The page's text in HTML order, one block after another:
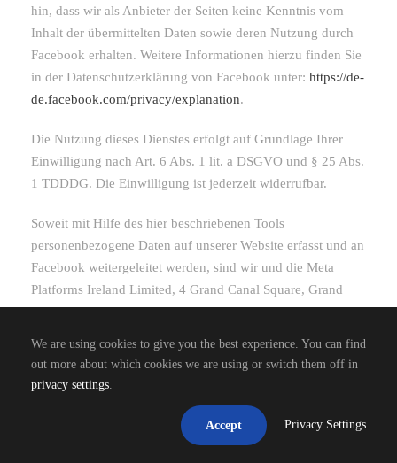
hin, dass wir als Anbieter der Seiten keine Kenntnis vom
Inhalt der übermittelten Daten sowie deren Nutzung durch
Facebook erhalten. Weitere Informationen hierzu finden Sie
in der Datenschutzerklärung von Facebook unter: https://de-
de.facebook.com/privacy/explanation.
Die Nutzung dieses Dienstes erfolgt auf Grundlage Ihrer
Einwilligung nach Art. 6 Abs. 1 lit. a DSGVO und § 25 Abs.
1 TDDDG. Die Einwilligung ist jederzeit widerrufbar.
Soweit mit Hilfe des hier beschriebenen Tools
personenbezogene Daten auf unserer Website erfasst und an
Facebook weitergeleitet werden, sind wir und die Meta
Platforms Ireland Limited, 4 Grand Canal Square, Grand
Canal Harbour, Dublin 2, Irland gemeinsam für diese
gemeinsame Verantwortlichkeit beschränkt sich dabei
ausschließlich auf die Erfassung der Daten und deren
erfolgende Verarbeitung durch Facebook ist nicht Teil der
gemeinsamen Verantwortung. Die uns gemeinsam
We are using cookies to give you the best experience. You can find
out more about which cookies we are using or switch them off in
privacy settings.
Accept Privacy Settings